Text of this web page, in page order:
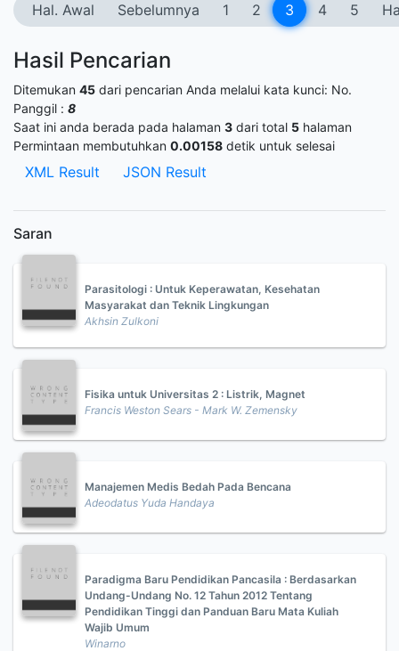
Hal. Awal Sebelumnya 1 2 3 4 5
Hasil Pencarian
Ditemukan 45 dari pencarian Anda melalui kata kunci: No.
Panggil : 8
Saat ini anda berada pada halaman 3 dari total 5 halaman
Permintaan membutuhkan 0.00158 detik untuk selesai
XML Result JSON Result
Saran
Parasitologi : Untuk Keperawatan, Kesehatan
Masyarakat dan Teknik Lingkungan
Akhsin Zulkoni
Fisika untuk Universitas 2 : Listrik, Magnet
Francis Weston Sears - Mark W. Zemensky
Manajemen Medis Bedah Pada Bencana
Adeodatus Yuda Handaya
Paradigma Baru Pendidikan Pancasila : Berdasarkan
Undang-Undang No. 12 Tahun 2012 Tentang
Pendidikan Tinggi dan Panduan Baru Mata Kuliah
Wajib Umum
Winarno